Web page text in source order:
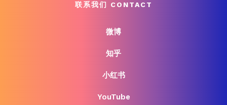
联系我们 CONTACT
微博
知乎
小红书
YouTube